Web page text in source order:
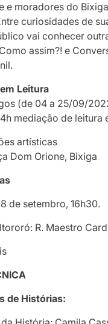
e moradores do
curiosidades de
vai conhecer
assim?! e
Leitura
(de 04 a 25/09/
mediação de
artísticas
Dom Orione, Bixiga
de setembro, 16h30.
R. Maestro
de Histórias: